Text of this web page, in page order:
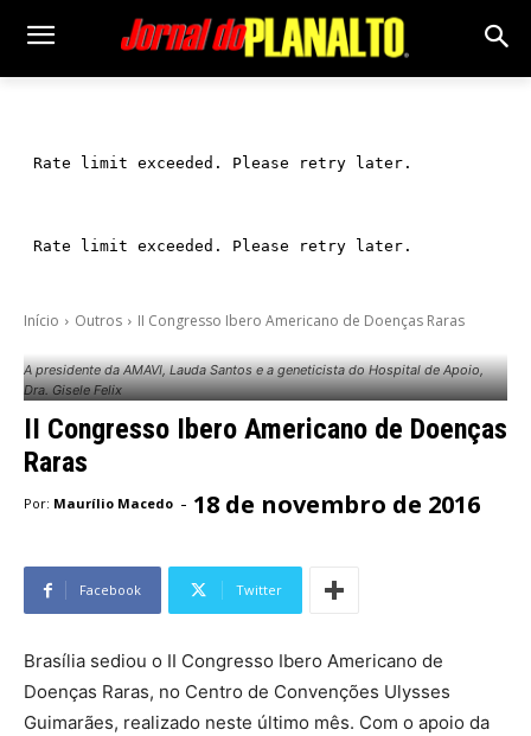
Início Outros II Congresso Ibero Americano de Doenças Raras
A presidente da AMAVI, Lauda Santos e a geneticista do Hospital de Apoio,
Dra. Gisele Felix
II Congresso Ibero Americano de Doenças
Raras
Por: Maurílio Macedo - 18 de novembro de 2016
Facebook Twitter
Brasília sediou o II Congresso Ibero Americano de
Doenças Raras, no Centro de Convenções Ulysses
Guimarães, realizado neste último mês. Com o apoio da